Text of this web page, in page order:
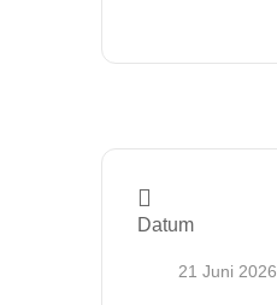
Datum
21 Juni 2026